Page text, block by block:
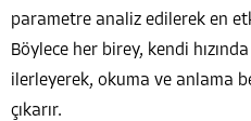
parametre analiz edilerek en
Böylece her birey, kendi
ilerleyerek, okuma ve anlama
çıkarır.